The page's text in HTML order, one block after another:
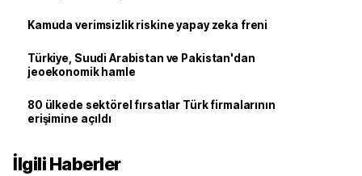
Kamuda verimsizlik riskine yapay zeka freni
Türkiye, Suudi Arabistan ve Pakistan'dan
jeoekonomik hamle
80 ülkede sektörel fırsatlar Türk firmalarının
erişimine açıldı
İlgili Haberler